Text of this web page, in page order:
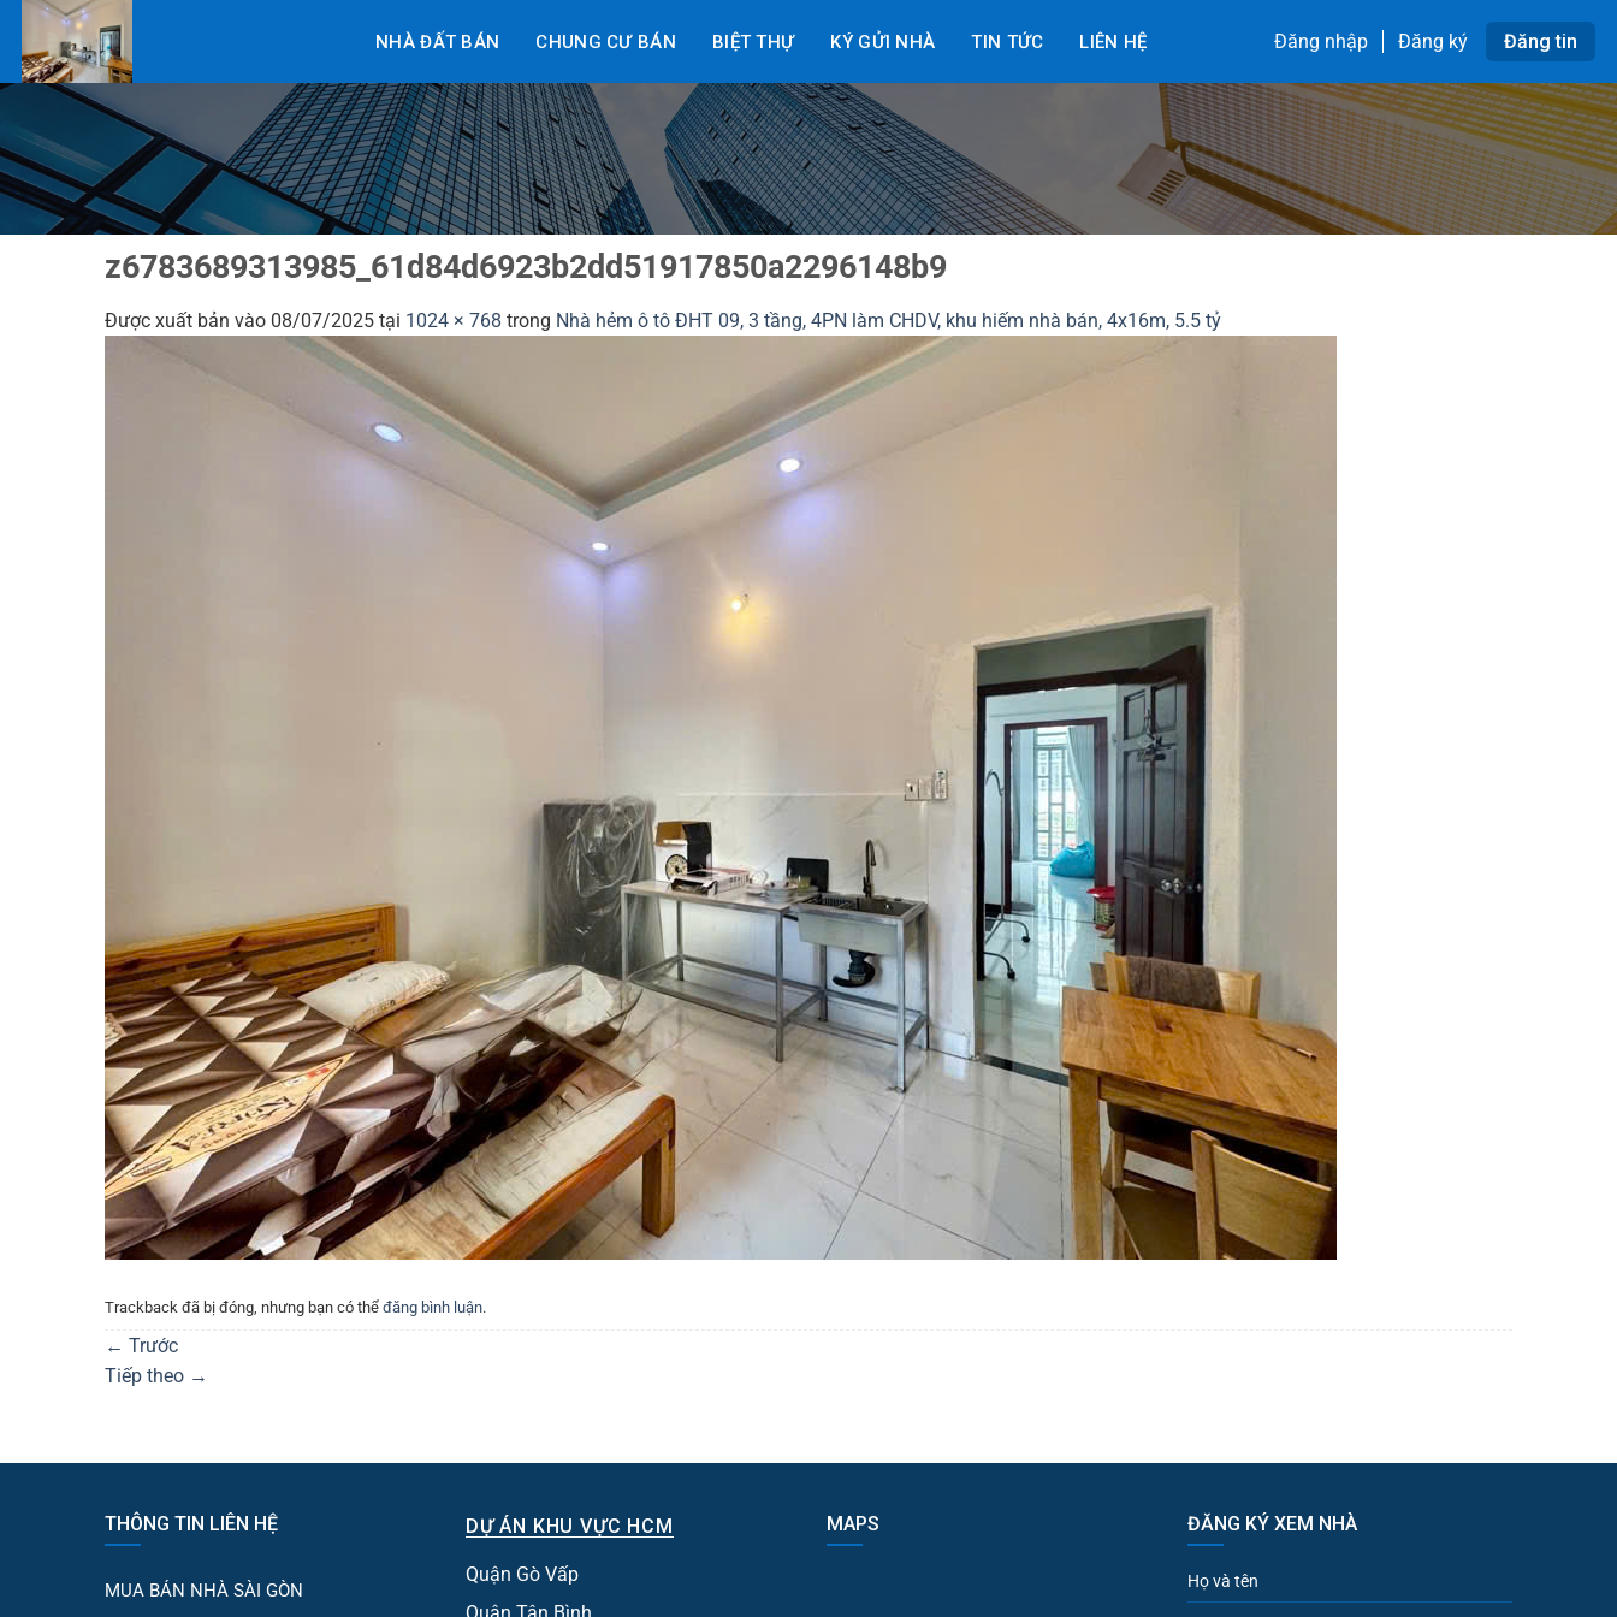
nội
NHÀ ĐẤT BÁN CHUNG CƯ BÁN BIỆT THỰ KÝ GỬI NHÀ TIN TỨC LIÊN HỆ Đăng nhập Đăng ký Đăng tin
z6783689313985_61d84d6923b2dd51917850a2296148b9
Được xuất bản vào 08/07/2025 tại 1024 × 768 trong Nhà hẻm ô tô ĐHT 09, 3 tầng, 4PN làm CHDV, khu hiếm nhà bán, 4x16m, 5.5 tỷ
Trackback đã bị đóng, nhưng bạn có thể đăng bình luận.
← Trước
Tiếp theo →
THÔNG TIN LIÊN HỆ
MUA BÁN NHÀ SÀI GÒN
DỰ ÁN KHU VỰC HCM
Quận Gò Vấp
Quận Tân Bình
MAPS ĐĂNG KÝ XEM NHÀ